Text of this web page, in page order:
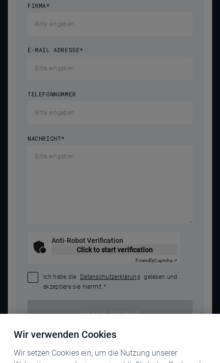
FIRMA*
E-MAIL ADRESSE*
TELEFONNUMMER
NACHRICHT*
Anti-Robot Verification
Click to start verification
FriendlyCaptcha ⇗
Ich habe die Datenschutzerklärung gelesen und
akzeptiere sie hiermit.*
ANFRAGE ABSENDEN
Wir verwenden Cookies
Wir setzen Cookies ein, um die Nutzung unserer